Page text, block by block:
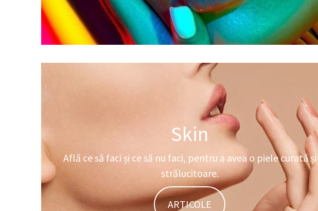
Skin
Află ce să faci și ce să nu faci, pentru a avea o piele curată și
strălucitoare.
ARTICOLE